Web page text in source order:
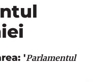
'Parlamentul